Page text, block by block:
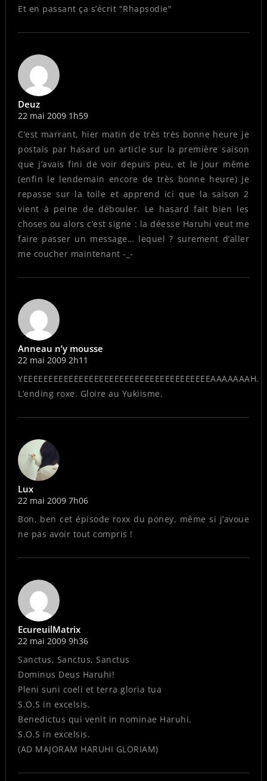
Et en passant ça s’écrit "Rhapsodie"
Deuz
22 mai 2009 1h59
C’est marrant, hier matin de très très bonne heure je
postais par hasard un article sur la première saison
que j’avais fini de voir depuis peu, et le jour même
(enfin le lendemain encore de très bonne heure) je
repasse sur la toile et apprend ici que la saison 2
vient à peine de débouler. Le hasard fait bien les
choses ou alors c’est signe : la déesse Haruhi veut me
faire passer un message… lequel ? surement d’aller
me coucher maintenant -_-
Anneau n’y mousse
22 mai 2009 2h11
YEEEEEEEEEEEEEEEEEEEEEEEEEEEEEEEEEEEEEAAAAAAAH.
L’ending roxe. Gloire au Yukiisme.
Lux
22 mai 2009 7h06
Bon, ben cet épisode roxx du poney, même si j’avoue
ne pas avoir tout compris !
EcureuilMatrix
22 mai 2009 9h36
Sanctus, Sanctus, Sanctus
Dominus Deus Haruhi!
Pleni suni coeli et terra gloria tua
S.O.S in excelsis.
Benedictus qui venit in nominae Haruhi.
S.O.S in excelsis.
(AD MAJORAM HARUHI GLORIAM)